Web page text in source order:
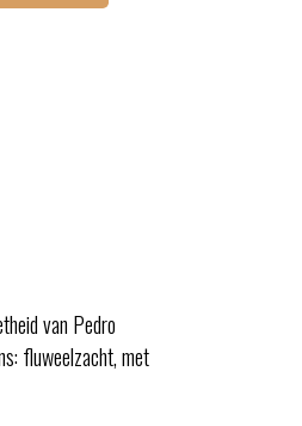
van Pedro
fluweelzacht, met